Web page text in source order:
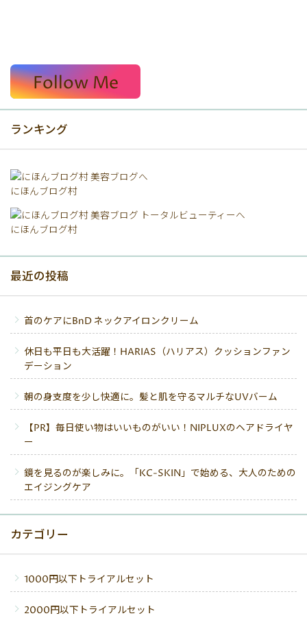
Follow Me
ランキング
にほんブログ村
にほんブログ村
最近の投稿
首のケアにBnD ネックアイロンクリーム
休日も平日も大活躍！HARIAS（ハリアス）クッションファン
デーション
朝の身支度を少し快適に。髪と肌を守るマルチなUVバーム
【PR】毎日使い物はいいものがいい！NIPLUXのヘアドライヤ
ー
鏡を見るのが楽しみに。「KC-SKIN」で始める、大人のための
エイジングケア
カテゴリー
1000円以下トライアルセット
2000円以下トライアルセット